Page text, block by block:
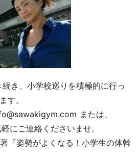
き、小学校巡りを積極的に行っ
す。
または、
にご連絡くださいませ。
『姿勢がよくなる！小学生の体幹